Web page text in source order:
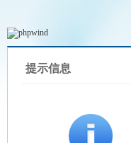
提示信息